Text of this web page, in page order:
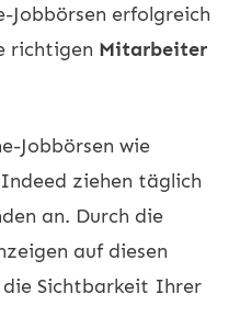
Jobbörsen erfolgreich
richtigen Mitarbeiter
Jobbörsen wie
ziehen täglich
an. Durch die
auf diesen
die Sichtbarkeit Ihrer